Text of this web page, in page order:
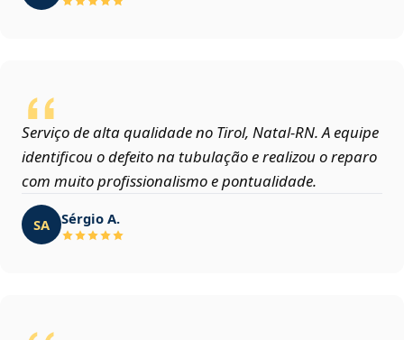
Serviço de alta qualidade no Tirol, Natal‑RN. A equipe
identificou o defeito na tubulação e realizou o reparo
com muito profissionalismo e pontualidade.
SA Sérgio A.